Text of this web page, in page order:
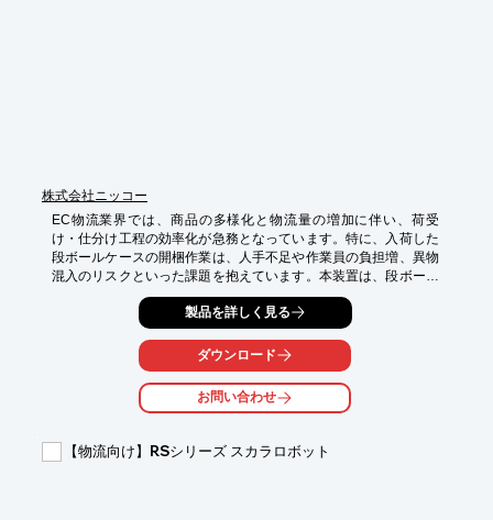
株式会社ニッコー
EC物流業界では、商品の多様化と物流量の増加に伴い、荷受
け・仕分け工程の効率化が急務となっています。特に、入荷した
段ボールケースの開梱作業は、人手不足や作業員の負担増、異物
混入のリスクといった課題を抱えています。本装置は、段ボール
ケースを自動で開梱し、内容物を取り出すことで、これらの課題
【活用シーン】
・ECサイト運営企業の物流センター
・商品の入荷・仕分け工程
・食品、日用品、雑貨などのEC商品の取り扱い
・開梱作業の効率化によるリードタイム短縮
製品を詳しく見る
ダウンロード
お問い合わせ
【物流向け】RSシリーズ スカラロボット